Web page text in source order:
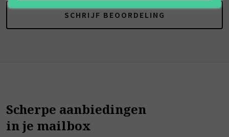
SCHRIJF BEOORDELING
Scherpe aanbiedingen
in je mailbox